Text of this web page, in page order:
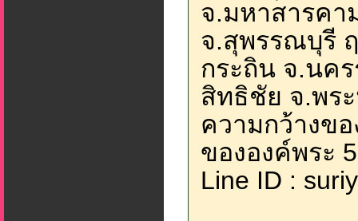
จ.มหาสารคา
จ.สุพรรณบุรี
กระถิน จ.นค
สิทธิชัย จ.พร
ความกว้างข
ขององค์พระ
Line ID :